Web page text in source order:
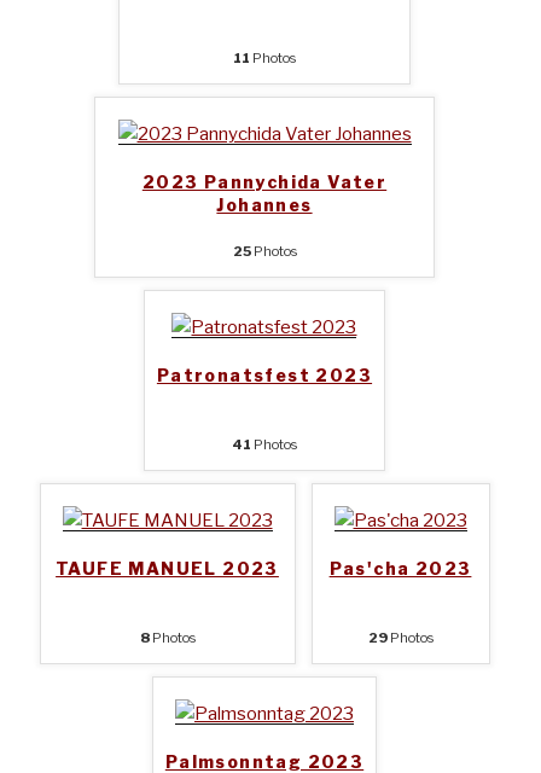
11 Photos
2023 Pannychida Vater
Johannes
25Photos
Patronatsfest 2023
41 Photos
TAUFE MANUEL 2023
8Photos
Pas'cha 2023
29Photos
Palmsonntag 2023